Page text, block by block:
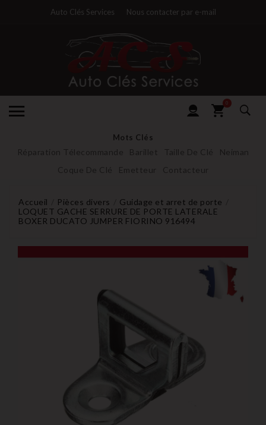
Auto Clés Services Nous contacter par e-mail
0
Mots Clés
Réparation Télecommande Barillet Taille De Clé
Neiman
Coque De Clé
Emetteur Contacteur
Accueil Pièces divers
Guidage et arret de porte
LOQUET GACHE SERRURE DE PORTE LATERALE
BOXER DUCATO JUMPER FIORINO 916494